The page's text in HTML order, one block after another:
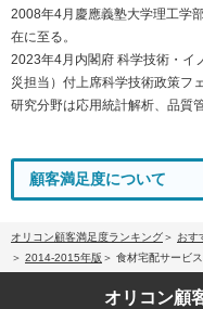
2008年4月慶應義塾大学理工学
在に至る。
2023年4月内閣府 科学技術・イ
災担当）付上席科学技術政策フ
研究分野は応用統計解析、品質
顧客満足度について
オリコン顧客満足度ランキング
おす
2014-2015年版
食材宅配サービ
オリコン顧